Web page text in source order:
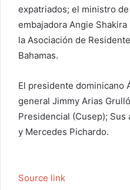
expatriados; el ministro
embajadora Angie
la Asociación de
Bahamas.
El presidente dominicano
general Jimmy Arias
Presidencial (Cusep);
y Mercedes Pichardo.
Source link